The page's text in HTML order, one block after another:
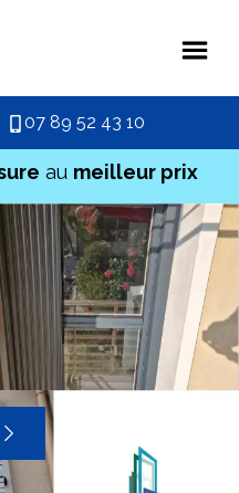
07 89 52 43 10
au meilleur prix